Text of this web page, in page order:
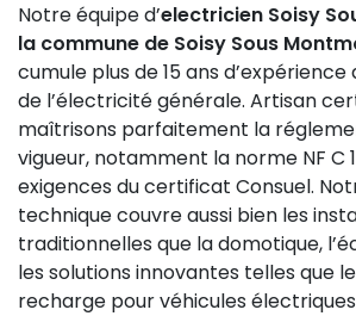
Notre équipe d’electricien Soisy
la commune de Soisy Sous
cumule plus de 15 ans
de l’électricité générale. Artisan
maîtrisons parfaitement la
vigueur, notamment la norme NF C
exigences du certificat Consuel.
technique couvre aussi bien les
traditionnelles que la domotique,
les solutions innovantes telles que
recharge pour véhicules